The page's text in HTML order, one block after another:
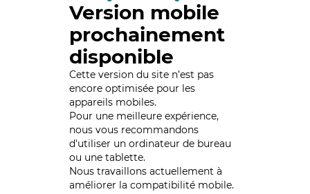
Version mobile
prochainement
disponible
Cette version du site n’est pas
encore optimisée pour les
appareils mobiles.
Pour une meilleure expérience,
nous vous recommandons
d'utiliser un ordinateur de bureau
ou une tablette.
Nous travaillons actuellement à
améliorer la compatibilité mobile.